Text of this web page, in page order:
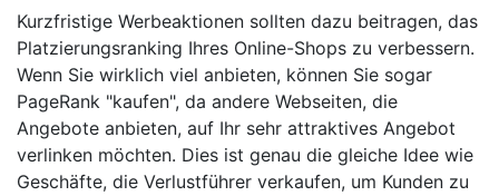
Kurzfristige Werbeaktionen sollten dazu beitragen, das
Platzierungsranking Ihres Online-Shops zu verbessern.
Wenn Sie wirklich viel anbieten, können Sie sogar
PageRank "kaufen", da andere Webseiten, die
Angebote anbieten, auf Ihr sehr attraktives Angebot
verlinken möchten. Dies ist genau die gleiche Idee wie
Geschäfte, die Verlustführer verkaufen, um Kunden zu